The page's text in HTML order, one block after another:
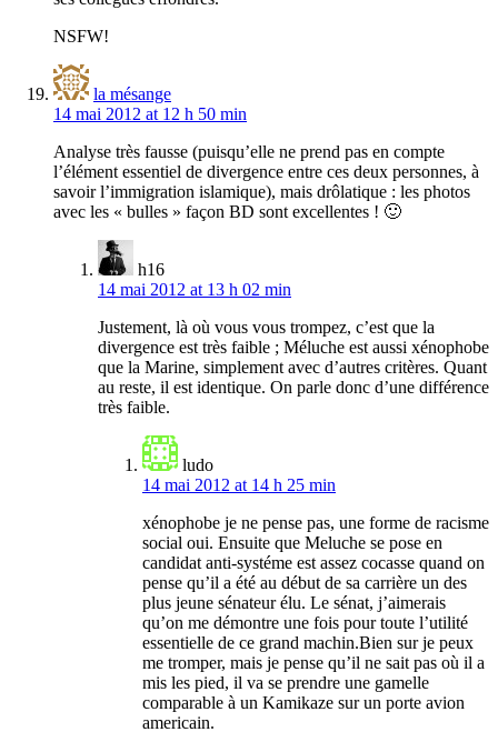
NSFW!
la mésange
14 mai 2012 at 12 h 50 min
Analyse très fausse (puisqu’elle ne prend pas en compte
l’élément essentiel de divergence entre ces deux personnes, à
savoir l’immigration islamique), mais drôlatique : les photos
avec les « bulles » façon BD sont excellentes ! 🙂
h16
14 mai 2012 at 13 h 02 min
Justement, là où vous vous trompez, c’est que la
divergence est très faible ; Méluche est aussi xénophobe
que la Marine, simplement avec d’autres critères. Quant
au reste, il est identique. On parle donc d’une différence
très faible.
ludo
14 mai 2012 at 14 h 25 min
xénophobe je ne pense pas, une forme de racisme
social oui. Ensuite que Meluche se pose en
candidat anti-systéme est assez cocasse quand on
pense qu’il a été au début de sa carrière un des
plus jeune sénateur élu. Le sénat, j’aimerais
qu’on me démontre une fois pour toute l’utilité
essentielle de ce grand machin.Bien sur je peux
me tromper, mais je pense qu’il ne sait pas où il a
mis les pied, il va se prendre une gamelle
comparable à un Kamikaze sur un porte avion
americain.